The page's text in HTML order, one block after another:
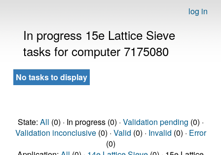
log in
In progress 15e Lattice Sieve
tasks for computer 7175080
No tasks to display
State: All (0) · In progress (0) · Validation pending (0) ·
Validation inconclusive(0) · Valid (0) · Invalid (0) · Error
(0)